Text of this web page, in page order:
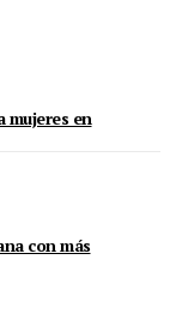
mujeres en
con más